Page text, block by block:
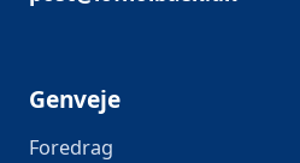
Genveje
Foredrag